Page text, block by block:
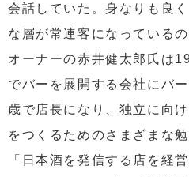
会話していた。身なりも良
な層が常連客になっているの
オーナーの赤井健太郎氏は
でバーを展開する会社にバ
歳で店長になり、独立に向
をつくるためのさまざまな
「日本酒を発信する店を経